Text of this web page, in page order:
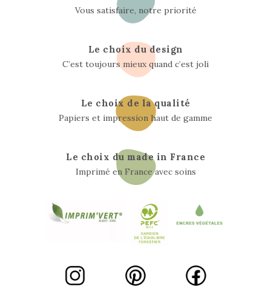
Vous satisfaire, notre priorité
Le choix du design
C’est toujours mieux quand c’est joli
Le choix de la qualité
Papiers et impression haut de gamme
Le choix du made in France
Imprimé en France avec soins